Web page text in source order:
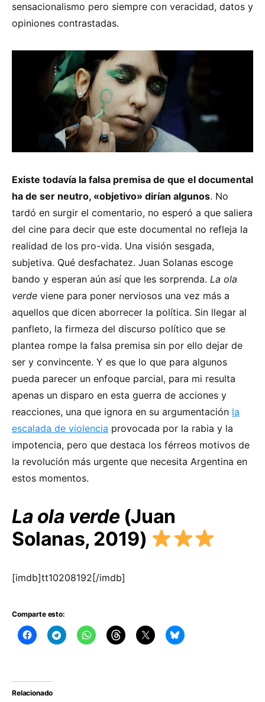
sensacionalismo pero siempre con veracidad, datos y
opiniones contrastadas.
Existe todavía la falsa premisa de que el documental
ha de ser neutro, «objetivo» dirían algunos. No
tardó en surgir el comentario, no esperó a que saliera
del cine para decir que este documental no refleja la
realidad de los pro-vida. Una visión sesgada,
subjetiva. Qué desfachatez. Juan Solanas escoge
bando y esperan aún así que les sorprenda. La ola
verde viene para poner nerviosos una vez más a
aquellos que dicen aborrecer la política. Sin llegar al
panfleto, la firmeza del discurso político que se
plantea rompe la falsa premisa sin por ello dejar de
ser y convincente. Y es que lo que para algunos
pueda parecer un enfoque parcial, para mi resulta
apenas un disparo en esta guerra de acciones y
reacciones, una que ignora en su argumentación la
escalada de violencia provocada por la rabia y la
impotencia, pero que destaca los férreos motivos de
la revolución más urgente que necesita Argentina en
estos momentos.
La ola verde (Juan
Solanas, 2019)
[imdb]tt10208192[/imdb]
Comparte esto:
Relacionado